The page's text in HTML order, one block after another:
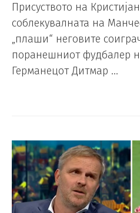
Присуството на
соблекувалната на
„плаши“ неговите
поранешниот фудбалер
Германецот Дитмар …